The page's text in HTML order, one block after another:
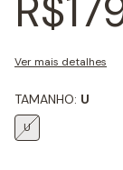
Ver mais detalhes
TAMANHO: U
U